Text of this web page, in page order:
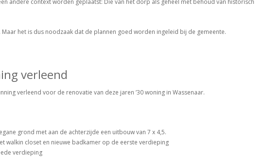
andere context worden geplaatst: Die van het dorp als geheel met behoud van historisch
het is dus noodzaak dat de plannen goed worden ingeleid bij de gemeente.
verleend
verleend voor de renovatie van deze jaren ’30 woning in Wassenaar.
grond met aan de achterzijde een uitbouw van 7 x 4,5.
walkin closet en nieuwe badkamer op de eerste verdieping
verdieping